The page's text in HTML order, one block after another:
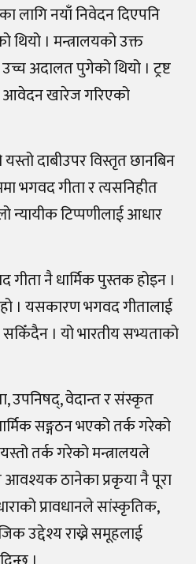
लागि नयाँ निवेदन दिएपनि
थियो । मन्त्रालयको उक्त
उच्च अदालत पुगेको थियो । ट्रष्ट
आवेदन खारेज गरिएको
दाबीउपर विस्तृत छानबिन
भगवद गीता र त्यसनिहीत
न्यायीक टिप्पणीलाई आधार
नै धार्मिक पुस्तक होइन ।
। यसकारण भगवद गीतालाई
। यो भारतीय सभ्यताको
उपनिषद्‌, वेदान्त र संस्कृत
सङ्गठन भएको तर्क गरेको
तर्क गरेको मन्त्रालयले
ठानेका प्रकृया नै पूरा
प्रावधानले सांस्कृतिक,
उद्देश्य राख्ने समूहलाई